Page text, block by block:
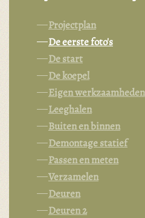
Projectplan
De eerste foto's
De start
De koepel
Eigen werkzaamheden
Leeghalen
Buiten en binnen
Demontage statief
Passen en meten
Verzamelen
Deuren
Deuren 2